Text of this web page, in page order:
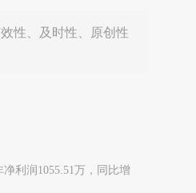
性、及时性、原创性
利润1055.51万，同比增